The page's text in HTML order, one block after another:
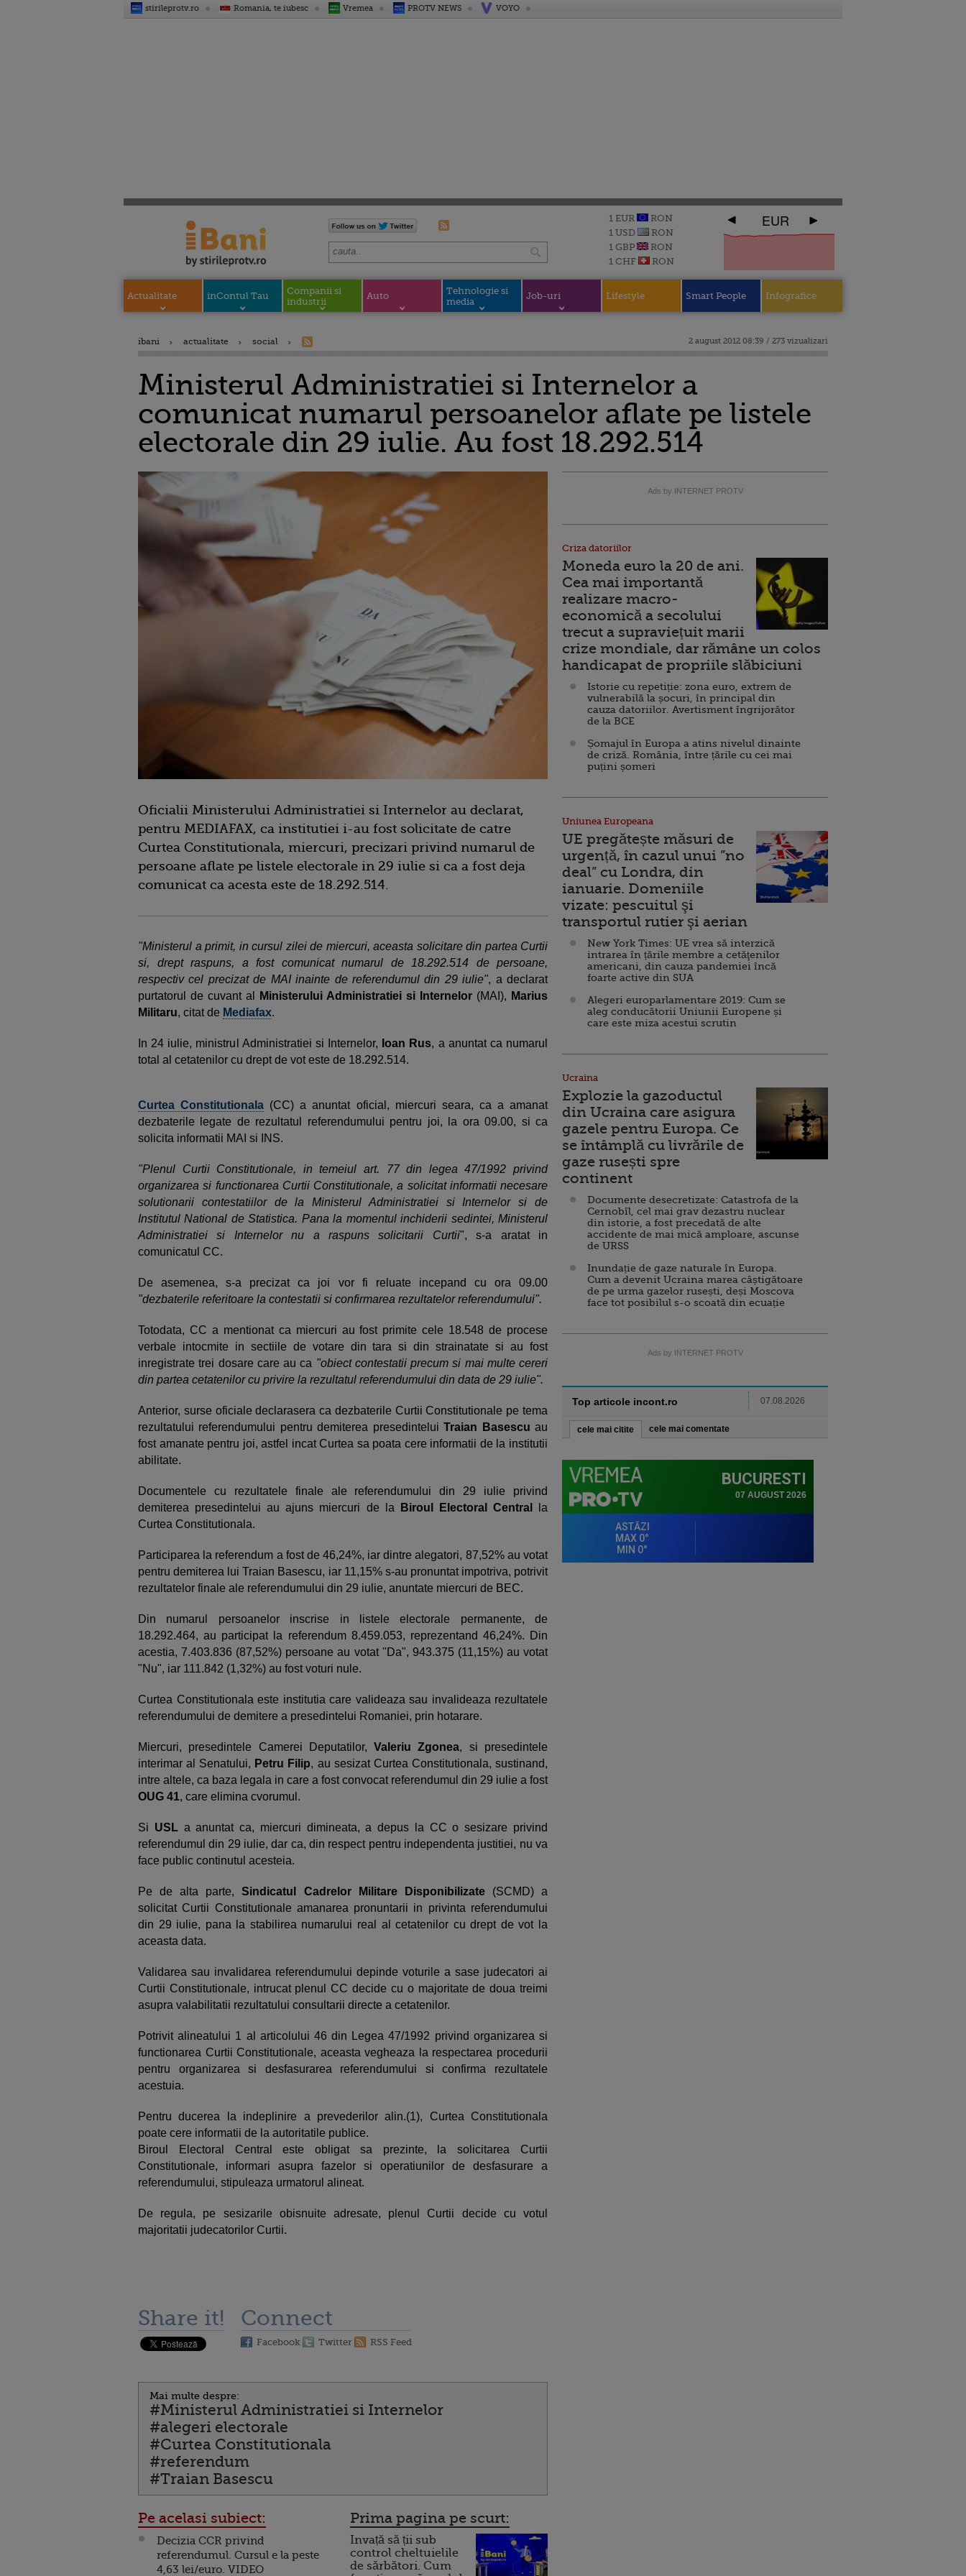
stirileprotv.ro Romania, te iubesc Vremea PROTV NEWS VOYO
1 EUR
RON
1 USD
RON
1 GBP
RON
1 CHF
RON
EUR
Actualitate inContul Tau
Companii si
industrii
Auto
Tehnologie si
media
Job-uri Lifestyle Smart People Infografice
ibani actualitate social 2 august 2012 08:39 / 273 vizualizari
Ministerul Administratiei si Internelor a
comunicat numarul persoanelor aflate pe listele
electorale din 29 iulie. Au fost 18.292.514
Oficialii Ministerului Administratiei si Internelor au declarat,
pentru MEDIAFAX, ca institutiei i-au fost solicitate de catre
Curtea Constitutionala, miercuri, precizari privind numarul de
persoane aflate pe listele electorale in 29 iulie si ca a fost deja
comunicat ca acesta este de 18.292.514.
"Ministerul a primit, in cursul zilei de miercuri, aceasta solicitare din partea Curtii
si, drept raspuns, a fost comunicat numarul de 18.292.514 de persoane,
respectiv cel precizat de MAI inainte de referendumul din 29 iulie", a declarat
purtatorul de cuvant al
Ministerului Administratiei si Internelor (MAI), Marius
Militaru, citat de Mediafax.
In 24 iulie, ministrul Administratiei si Internelor, Ioan Rus, a anuntat ca numarul
total al cetatenilor cu drept de vot este de 18.292.514.
Curtea Constitutionala (CC) a anuntat oficial, miercuri seara, ca a amanat
dezbaterile legate de rezultatul referendumului pentru joi, la ora 09.00, si ca
solicita informatii MAI si INS.
"Plenul Curtii Constitutionale, in temeiul art. 77 din legea 47/1992 privind
organizarea si functionarea Curtii Constitutionale, a solicitat informatii necesare
solutionarii contestatiilor de la Ministerul Administratiei si Internelor si de
Institutul National de Statistica. Pana la momentul inchiderii sedintei, Ministerul
Administratiei si Internelor nu a raspuns solicitarii Curtii", s-a aratat in
comunicatul CC.
De asemenea, s-a precizat ca joi vor fi reluate incepand cu ora 09.00
"dezbaterile referitoare la contestatii si confirmarea rezultatelor referendumului".
Totodata, CC a mentionat ca miercuri au fost primite cele 18.548 de procese
verbale intocmite in sectiile de votare din tara si din strainatate si au fost
inregistrate trei dosare care au ca "obiect contestatii precum si mai multe cereri
din partea cetatenilor cu privire la rezultatul referendumului din data de 29 iulie".
Anterior, surse oficiale declarasera ca dezbaterile Curtii Constitutionale pe tema
rezultatului referendumului pentru demiterea presedintelui Traian Basescu au
fost amanate pentru joi, astfel incat Curtea sa poata cere informatii de la institutii
abilitate.
Documentele cu rezultatele finale ale referendumului din 29 iulie privind
demiterea presedintelui au ajuns miercuri de la
Biroul Electoral Central
la
Curtea Constitutionala.
Participarea la referendum a fost de 46,24%, iar dintre alegatori, 87,52% au votat
pentru demiterea lui Traian Basescu, iar 11,15% s-au pronuntat impotriva, potrivit
rezultatelor finale ale referendumului din 29 iulie, anuntate miercuri de BEC.
Din numarul persoanelor inscrise in listele electorale permanente, de
18.292.464, au participat la referendum 8.459.053, reprezentand 46,24%. Din
acestia, 7.403.836 (87,52%) persoane au votat "Da", 943.375 (11,15%) au votat
"Nu", iar 111.842 (1,32%) au fost voturi nule.
Curtea Constitutionala este institutia care valideaza sau invalideaza rezultatele
referendumului de demitere a presedintelui Romaniei, prin hotarare.
Miercuri, presedintele Camerei Deputatilor, Valeriu Zgonea, si presedintele
interimar al Senatului, Petru Filip, au sesizat Curtea Constitutionala, sustinand,
intre altele, ca baza legala in care a fost convocat referendumul din 29 iulie a fost
OUG 41, care elimina cvorumul.
Si USL a anuntat ca, miercuri dimineata, a depus la CC o sesizare privind
referendumul din 29 iulie, dar ca, din respect pentru independenta justitiei, nu va
face public continutul acesteia.
Pe de alta parte,Sindicatul Cadrelor Militare Disponibilizate (SCMD) a
solicitat Curtii Constitutionale amanarea pronuntarii in privinta referendumului
din 29 iulie, pana la stabilirea numarului real al cetatenilor cu drept de vot la
aceasta data.
Validarea sau invalidarea referendumului depinde voturile a sase judecatori ai
Curtii Constitutionale, intrucat plenul CC decide cu o majoritate de doua treimi
asupra valabilitatii rezultatului consultarii directe a cetatenilor.
Potrivit alineatului 1 al articolului 46 din Legea 47/1992 privind organizarea si
functionarea Curtii Constitutionale, aceasta vegheaza la respectarea procedurii
pentru organizarea si desfasurarea referendumului si confirma rezultatele
acestuia.
Pentru ducerea la indeplinire a prevederilor alin.(1), Curtea Constitutionala
poate cere informatii de la autoritatile publice.
Biroul Electoral Central este obligat sa prezinte, la solicitarea Curtii
Constitutionale, informari asupra fazelor si operatiunilor de desfasurare a
referendumului, stipuleaza urmatorul alineat.
De regula, pe sesizarile obisnuite adresate, plenul Curtii decide cu votul
majoritatii judecatorilor Curtii.
Share it! Connect
Facebook Twitter RSS Feed
Mai multe despre:
#Ministerul Administratiei si Internelor
#alegeri electorale
#Curtea Constitutionala
#referendum
#Traian Basescu
Pe acelasi subiect:
Decizia CCR privind
referendumul. Cursul e la peste
4,63 lei/euro. VIDEO
Prima pagina pe scurt:
Invață să ții sub
control cheltuielile
de sărbători. Cum
Ads by INTERNET PROTV
Criza datoriilor
Moneda euro la 20 de ani.
Cea mai importantă
realizare macro-
economică a secolului
trecut a supraviețuit marii
crize mondiale, dar rămâne un colos
handicapat de propriile slăbiciuni
Istorie cu repetiție: zona euro, extrem de
vulnerabilă la șocuri, în principal din
cauza datoriilor. Avertisment îngrijorător
de la BCE
Șomajul în Europa a atins nivelul dinainte
de criză. România, între țările cu cei mai
puțini șomeri
Uniunea Europeana
UE pregătește măsuri de
urgență, în cazul unui ”no
deal” cu Londra, din
ianuarie. Domeniile
vizate: pescuitul şi
transportul rutier şi aerian
New York Times: UE vrea să interzică
intrarea în țările membre a cetăţenilor
americani, din cauza pandemiei încă
foarte active din SUA
Alegeri europarlamentare 2019: Cum se
aleg conducătorii Uniunii Europene și
care este miza acestui scrutin
Ucraina
Explozie la gazoductul
din Ucraina care asigura
gazele pentru Europa. Ce
se întâmplă cu livrările de
gaze rusești spre
continent
Documente desecretizate: Catastrofa de la
Cernobîl, cel mai grav dezastru nuclear
din istorie, a fost precedată de alte
accidente de mai mică amploare, ascunse
de URSS
Inundație de gaze naturale în Europa.
Cum a devenit Ucraina marea câștigătoare
de pe urma gazelor rusești, deși Moscova
face tot posibilul s-o scoată din ecuație
Ads by INTERNET PROTV
Top articole incont.ro 07.08.2026
cele mai citite cele mai comentate